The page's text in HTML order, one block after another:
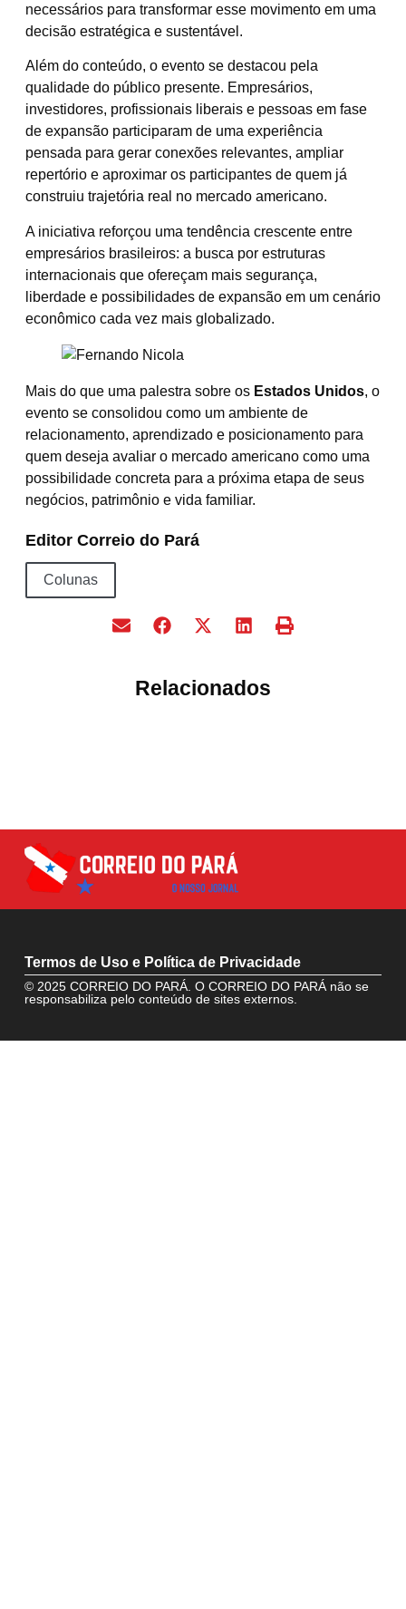
necessários para transformar esse movimento em uma
decisão estratégica e sustentável.
Além do conteúdo, o evento se destacou pela
qualidade do público presente. Empresários,
investidores, profissionais liberais e pessoas em fase
de expansão participaram de uma experiência
pensada para gerar conexões relevantes, ampliar
repertório e aproximar os participantes de quem já
construiu trajetória real no mercado americano.
A iniciativa reforçou uma tendência crescente entre
empresários brasileiros: a busca por estruturas
internacionais que ofereçam mais segurança,
liberdade e possibilidades de expansão em um cenário
econômico cada vez mais globalizado.
Mais do que uma palestra sobre os Estados Unidos, o
evento se consolidou como um ambiente de
relacionamento, aprendizado e posicionamento para
quem deseja avaliar o mercado americano como uma
possibilidade concreta para a próxima etapa de seus
negócios, patrimônio e vida familiar.
Editor Correio do Pará
Colunas
Relacionados
Termos de Uso e Política de Privacidade
© 2025 CORREIO DO PARÁ. O CORREIO DO PARÁ não se
responsabiliza pelo conteúdo de sites externos.